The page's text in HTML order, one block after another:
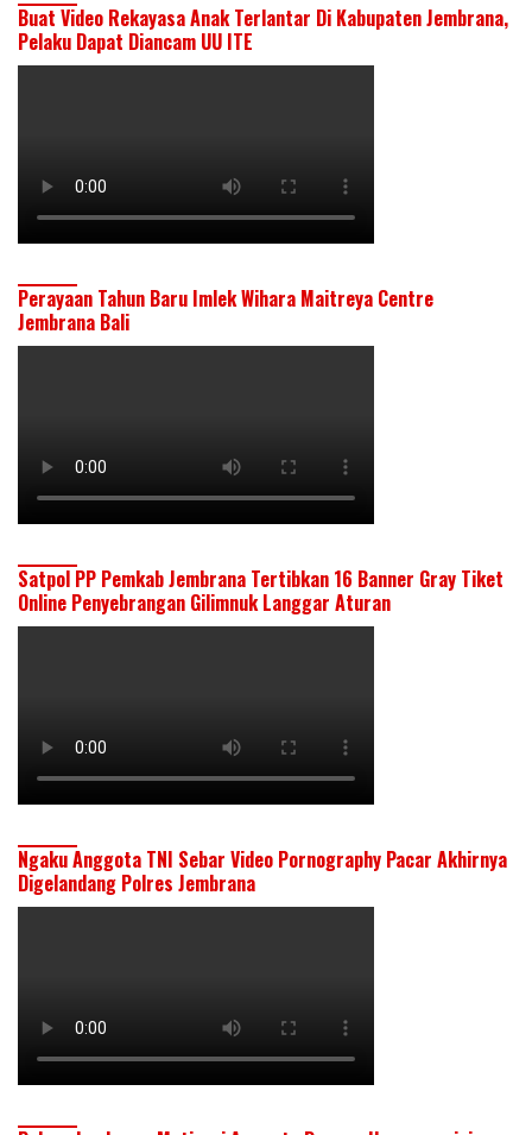
Buat Video Rekayasa Anak Terlantar Di Kabupaten Jembrana,
Pelaku Dapat Diancam UU ITE
Perayaan Tahun Baru Imlek Wihara Maitreya Centre
Jembrana Bali
Satpol PP Pemkab Jembrana Tertibkan 16 Banner Gray Tiket
Online Penyebrangan Gilimnuk Langgar Aturan
Ngaku Anggota TNI Sebar Video Pornography Pacar Akhirnya
Digelandang Polres Jembrana